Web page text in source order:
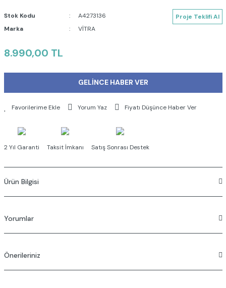
Stok Kodu
A4273136
Marka
VİTRA
Proje Teklifi Al
8.990,00 TL
GELİNCE HABER VER
Yorum Yaz Fiyatı Düşünce Haber Ver
2 Yıl Garanti Taksit İmkanı Satış Sonrası Destek
Ürün Bilgisi
Yorumlar
Önerileriniz